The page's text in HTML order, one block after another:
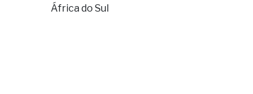
África do Sul